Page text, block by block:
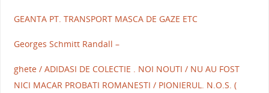
GEANTA PT. TRANSPORT MASCA DE GAZE ETC
Georges Schmitt Randall –
ghete / ADIDASI DE COLECTIE . NOI NOUTI / NU AU FOST
NICI MACAR PROBATI ROMANESTI / PIONIERUL. N.O.S. (